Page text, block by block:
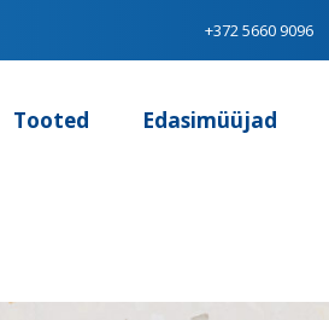
+372 5660 9096
Tooted Edasimüüjad